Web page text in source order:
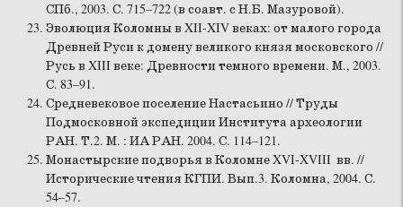
СПб., 2003. С. 715–722 (в соавт. с Н.Б. Мазуровой).
Эволюция Коломны в XII-XIV веках: от малого города
Древней Руси к домену великого князя московского //
Русь в XIII веке: Древности темного времени. М., 2003.
С. 83–91.
Средневековое поселение Настасьино // Труды
Подмосковной экспедиции Института археологии
РАН. Т.2. М. : ИА РАН. 2004. С. 114–121.
Монастырские подворья в Коломне XVI-XVIII вв. //
Исторические чтения КГПИ. Вып.3. Коломна, 2004. С.
54–57.